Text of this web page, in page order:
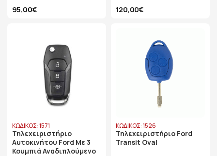
95,00€ 120,00€
ΚΩΔΙΚΟΣ: 1571
Τηλεχειριστήριο
Αυτοκινήτου Ford Με 3
Κουμπιά Αναδιπλούμενο
ΚΩΔΙΚΟΣ: 1526
Τηλεχειριστήριο Ford
Transit Oval